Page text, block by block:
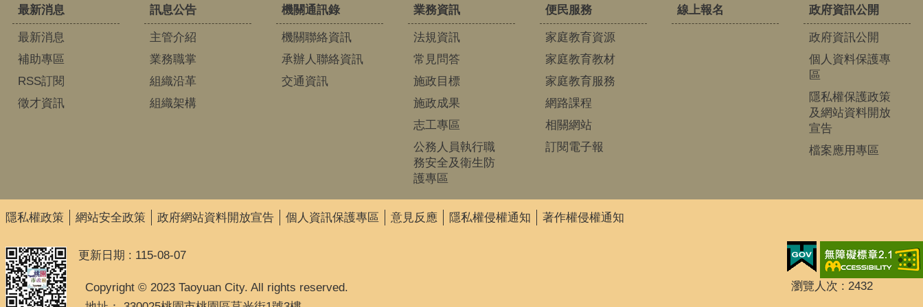
最新消息
最新消息
補助專區
RSS訂閱
徵才資訊
訊息公告
主管介紹
業務職掌
組織沿革
組織架構
機關通訊錄
機關聯絡資訊
承辦人聯絡資訊
交通資訊
業務資訊
法規資訊
常見問答
施政目標
施政成果
志工專區
公務人員執行職
務安全及衛生防
護專區
便民服務
家庭教育資源
家庭教育教材
家庭教育服務
網路課程
相關網站
訂閱電子報
線上報名 政府資訊公開
政府資訊公開
個人資料保護專
區
隱私權保護政策
及網站資料開放
宣告
檔案應用專區
隱私權政策 網站安全政策 政府網站資料開放宣告 個人資訊保護專區 意見反應 隱私權侵權通知 著作權侵權通知
Copyright © 2023 Taoyuan City. All rights reserved.
更新日期 115-08-07
瀏覽人次 2432